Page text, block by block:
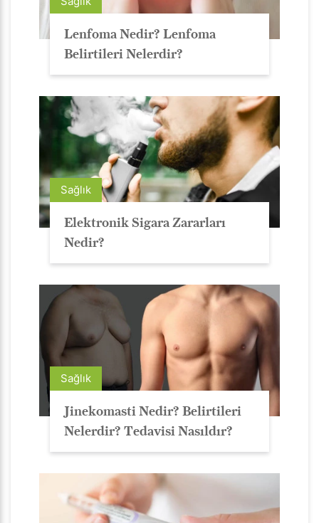
Lenfoma Nedir? Lenfoma
Belirtileri Nelerdir?
Sağlık
Elektronik Sigara Zararları
Nedir?
Sağlık
Jinekomasti Nedir? Belirtileri
Nelerdir? Tedavisi Nasıldır?